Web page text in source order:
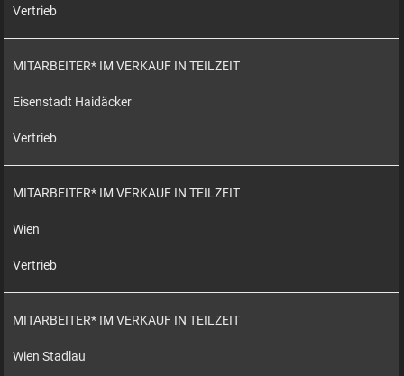
Vertrieb
MITARBEITER* IM VERKAUF IN TEILZEIT
Eisenstadt Haidäcker
Vertrieb
MITARBEITER* IM VERKAUF IN TEILZEIT
Wien
Vertrieb
MITARBEITER* IM VERKAUF IN TEILZEIT
Wien Stadlau